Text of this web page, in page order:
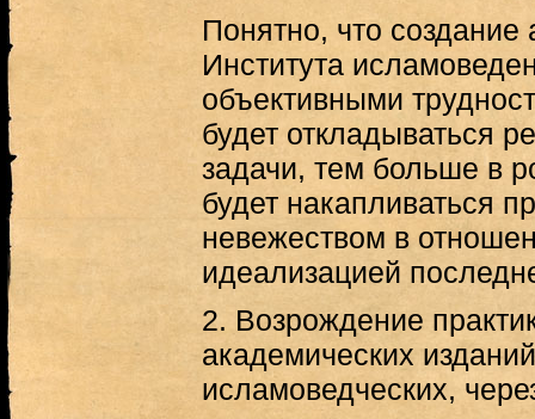
Понятно, что создание
Института
объективными
будет откладываться
задачи, тем больше в
будет накапливаться
невежеством в
идеализацией
2. Возрождение
академических
исламоведческих,